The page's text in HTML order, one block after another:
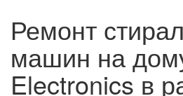
Ремонт
машин на
Electronics в